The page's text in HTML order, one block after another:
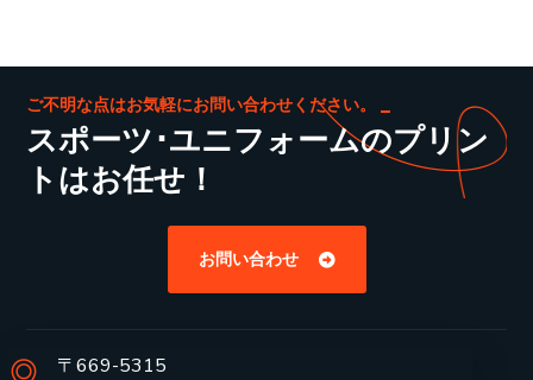
ご不明な点はお気軽にお問い合わせください。
スポーツ･ユニフォームのプリン
トはお任せ！
お問い合わせ
〒669-5315